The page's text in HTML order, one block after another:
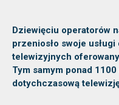
Dziewięciu operatorów
przeniosło swoje
telewizyjnych
Tym samym ponad
dotychczasową